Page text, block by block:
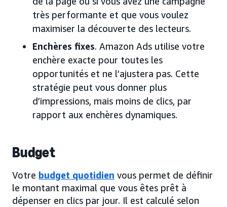
très performante et que vous voulez
maximiser la découverte des lecteurs.
Enchères fixes. Amazon Ads utilise votre
enchère exacte pour toutes les
opportunités et ne l’ajustera pas. Cette
stratégie peut vous donner plus
d’impressions, mais moins de clics, par
rapport aux enchères dynamiques.
Budget
Votre budget quotidien vous permet de définir
le montant maximal que vous êtes prêt à
dépenser en clics par jour. Il est calculé selon